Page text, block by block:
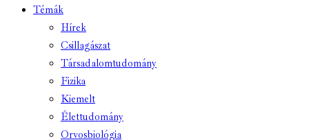
Témák
Hírek
Csillagászat
Társadalomtudomány
Fizika
Kiemelt
Élettudomány
Orvosbiológia